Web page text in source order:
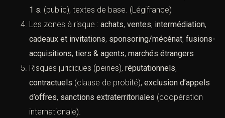
privé et public. Voir Code pénalart. 445-1 s.
et433-1 s. (public), textes de base. (Légifrance)
Les zones à risque :achats,ventes,intermédiation,
cadeaux et invitations,sponsoring/mécénat,
fusions-acquisitions,tiers & agents,marchés
étrangers.
Risques juridiques (peines),réputationnels,
contractuels(clause de probité),